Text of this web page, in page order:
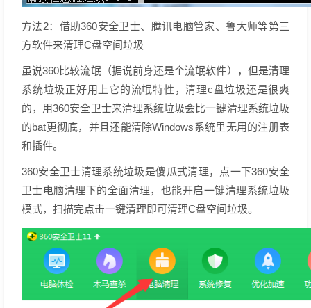
方法2：借助360安全卫士、腾讯电脑管家、鲁大师等第三
方软件来清理C盘空间垃圾
虽说360比较流氓（据说前身还是个流氓软件），但是清理
系统垃圾正好用上它的流氓特性，清理c盘垃圾还是很爽
的，用360安全卫士来清理系统垃圾会比一键清理系统垃圾
的bat更彻底，并且还能清除Windows系统里无用的注册表
和插件。
360安全卫士清理系统垃圾是傻瓜式清理，点一下360安全
卫士电脑清理下的全面清理，也能开启一键清理系统垃圾
模式，扫描完点击一键清理即可清理C盘空间垃圾。